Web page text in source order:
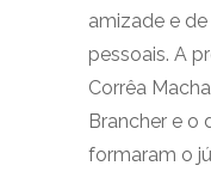
amizade e
pessoais. A
Corrêa
Brancher e o
formaram o